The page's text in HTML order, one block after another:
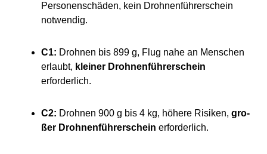
Per­so­nen­schä­den, kein Droh­nen­füh­rer­schein
notwendig.
C1: Droh­nen bis 899 g, Flug nahe an Men­schen
erlaubt, klei­ner Droh­nen­füh­rer­schein
erforderlich.
C2: Droh­nen 900 g bis 4 kg, höhe­re Risi­ken, gro­
ßer Droh­nen­füh­rer­schein erforderlich.